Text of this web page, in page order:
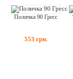
Поличка 90 Гресс
553 грн.